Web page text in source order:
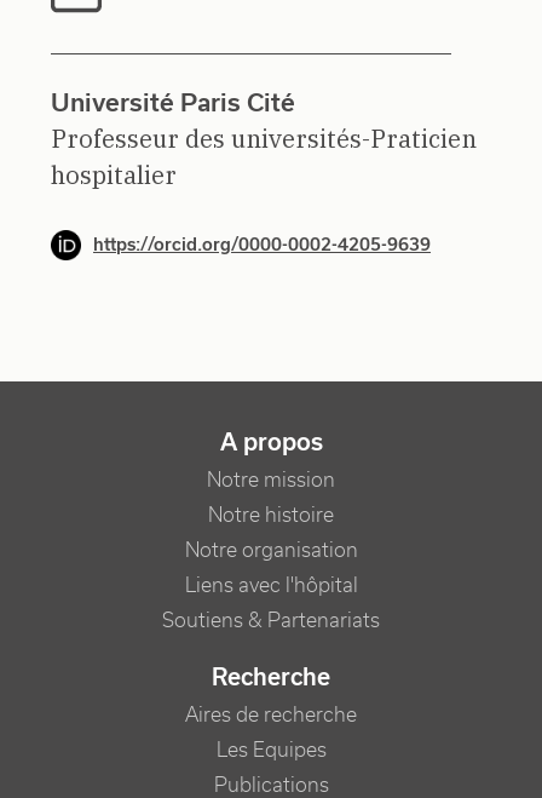
Université Paris Cité
Professeur des universités-Praticien
hospitalier
https://orcid.org/0000-0002-4205-9639
NAVIGATION PRINCIPALE
A propos
Notre mission
Notre histoire
Notre organisation
Liens avec l'hôpital
Soutiens & Partenariats
Recherche
Aires de recherche
Les Equipes
Publications